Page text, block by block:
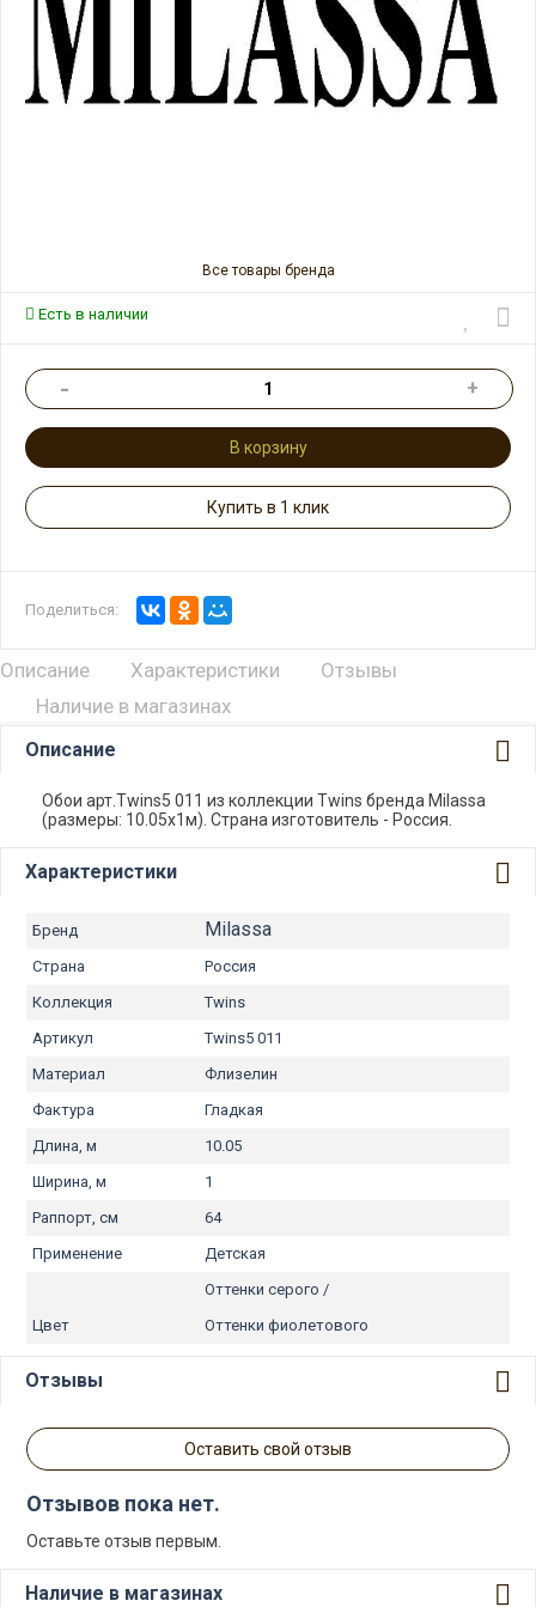
Все товары бренда
Есть в наличии
- +
В корзину
Купить в 1 клик
Поделиться:
Описание Характеристики
Отзывы
Наличие в магазинах
Описание
Обои арт.Twins5 011 из коллекции Twins бренда Milassa
(размеры: 10.05х1м). Страна изготовитель - Россия.
Характеристики
Бренд Milassa
Страна
Россия
Коллекция
Twins
Артикул
Twins5 011
Материал
Флизелин
Фактура
Гладкая
Длина, м
10.05
Ширина, м
1
Раппорт, см
64
Применение
Детская
Цвет
Оттенки серого /
Оттенки фиолетового
Отзывы
Оставить свой отзыв
Отзывов пока нет.
Оставьте отзыв первым.
Наличие в магазинах